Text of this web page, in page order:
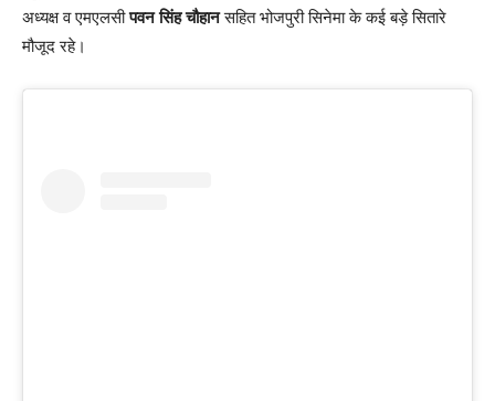
अध्यक्ष व एमएलसीपवन सिंह चौहानसहित भोजपुरी सिनेमा के कई बड़े सितारे
मौजूद रहे।